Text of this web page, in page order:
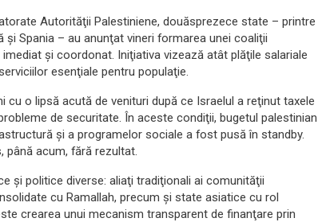
Autorităţii Palestiniene, douăsprezece state – printre
şi Spania – au anunţat vineri formarea unei coaliţii
şi coordonat. Iniţiativa vizează atât plăţile salariale
esenţiale pentru populaţie.
o lipsă acută de venituri după ce Israelul a reţinut taxele
de securitate. În aceste condiţii, bugetul palestinian
şi a programelor sociale a fost pusă în standby.
până acum, fără rezultat.
şi politice diverse: aliaţi tradiţionali ai comunităţii
cu Ramallah, precum şi state asiatice cu rol
crearea unui mecanism transparent de finanţare prin